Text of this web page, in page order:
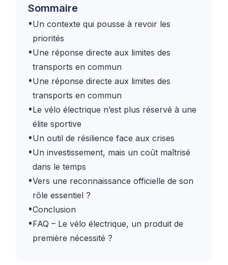
Sommaire
•Un contexte qui pousse à revoir les
priorités
•Une réponse directe aux limites des
transports en commun
•Une réponse directe aux limites des
transports en commun
•Le vélo électrique n’est plus réservé à une
élite sportive
•Un outil de résilience face aux crises
•Un investissement, mais un coût maîtrisé
dans le temps
•Vers une reconnaissance officielle de son
rôle essentiel ?
•Conclusion
•FAQ – Le vélo électrique, un produit de
première nécessité ?